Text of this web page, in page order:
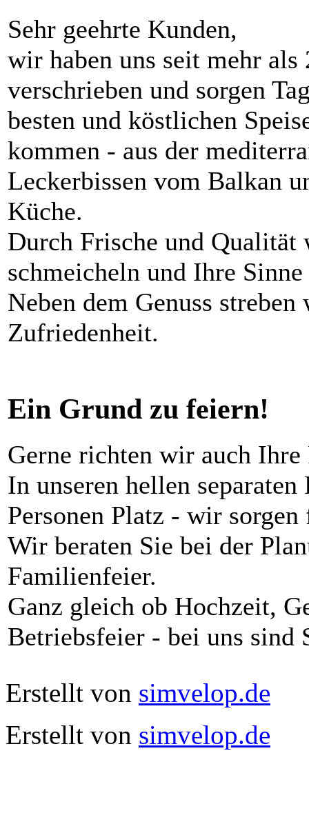
Sehr geehrte Kunden,
wir haben uns seit mehr als
verschrieben und sorgen
besten und köstlichen
kommen - aus der
Leckerbissen vom Balkan
Küche.
Durch Frische und
schmeicheln und Ihre
Neben dem Genuss
Zufriedenheit.
Ein Grund zu feiern!
Gerne richten wir auch
In unseren hellen
Personen Platz - wir
Wir beraten Sie bei der
Familienfeier.
Ganz gleich ob Hochzeit,
Betriebsfeier - bei uns sind
Erstellt von simvelop.de
Erstellt von simvelop.de